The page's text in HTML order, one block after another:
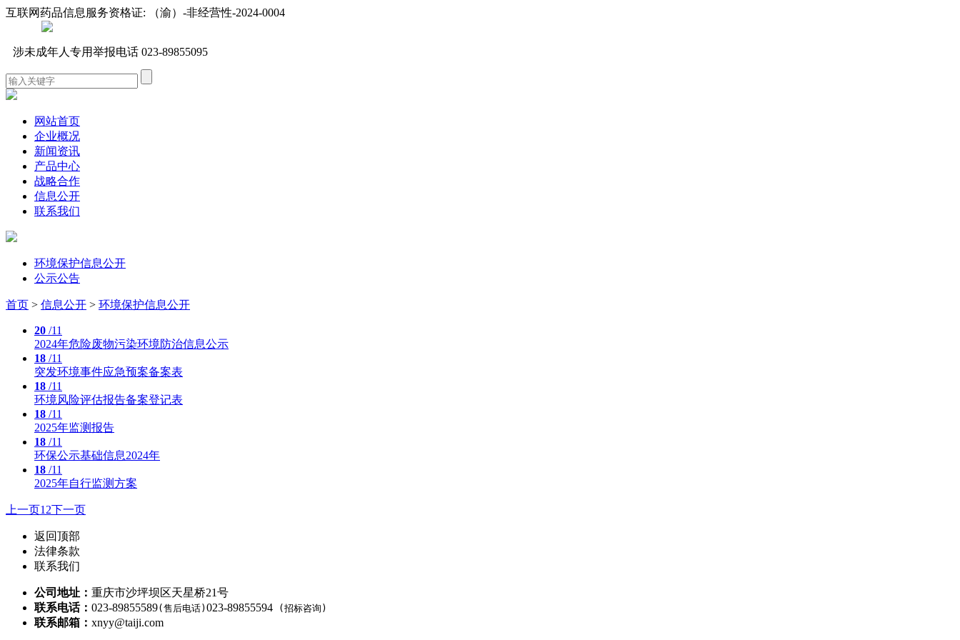
互联网药品信息服务资格证: （渝）-非经营性-2024-0004
涉未成年人专用举报电话 023-89855095
网站首页
企业概况
新闻资讯
产品中心
战略合作
信息公开
联系我们
环境保护信息公开
公示公告
首页 > 信息公开 > 环境保护信息公开
20 /11
2024年危险废物污染环境防治信息公示
18 /11
突发环境事件应急预案备案表
18 /11
环境风险评估报告备案登记表
18 /11
2025年监测报告
18 /11
环保公示基础信息2024年
18 /11
2025年自行监测方案
上一页1 2下一页
返回顶部
法律条款
联系我们
公司地址： 重庆市沙坪坝区天星桥21号
联系电话： 023-89855589(售后电话) 023-89855594 (招标咨询)
联系邮箱： xnyy@taiji.com